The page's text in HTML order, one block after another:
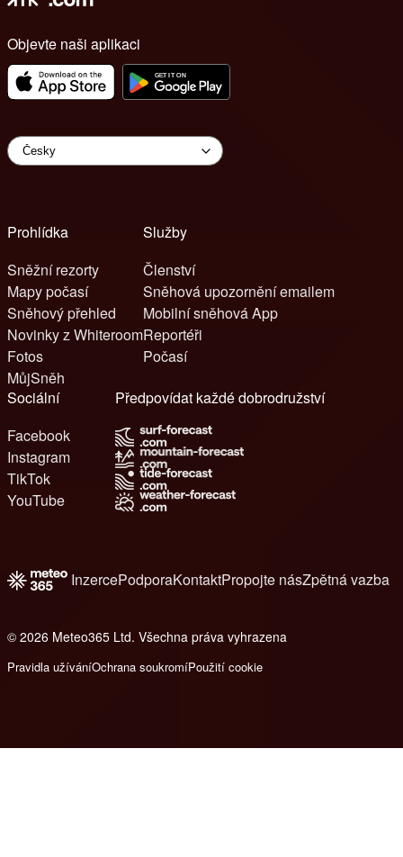
Objevte naši aplikaci
Prohlídka
Sněžní rezorty
Mapy počasí
Sněhový přehled
Novinky z Whiteroom
Fotos
MůjSněh
Služby
Členství
Sněhová upozornění emailem
Mobilní sněhová App
Reportéři
Počasí
Sociální
Facebook
Instagram
TikTok
YouTube
Předpovídat každé dobrodružství
InzercePodporaKontaktPropojte násZpětná vazba
© 2026 Meteo365 Ltd. Všechna práva vyhrazena
Pravidla užíváníOchrana soukromíPoužití cookie